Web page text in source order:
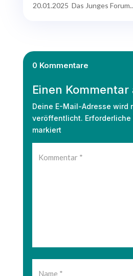
20.01.2025 Das Junges
0 Kommentare
Einen
Deine E-Mail-Adresse wird
veröffentlicht. Erforderliche
markiert